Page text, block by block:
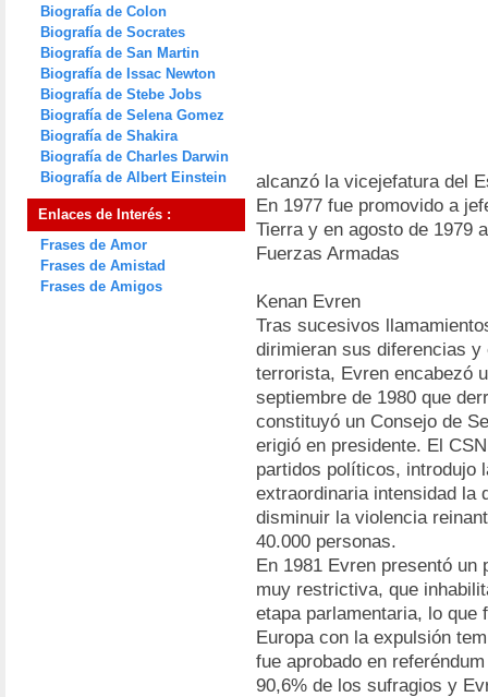
Biografía de Colon
Biografía de Socrates
Biografía de San Martin
Biografía de Issac Newton
Biografía de Stebe Jobs
Biografía de Selena Gomez
Biografía de Shakira
Biografía de Charles Darwin
Biografía de Albert Einstein
Enlaces de Interés :
Frases de Amor
Frases de Amistad
Frases de Amigos
alcanzó la vicejefatura del
En 1977 fue promovido a
Tierra y en agosto de 1979
Fuerzas Armadas
Kenan Evren
Tras sucesivos
dirimieran sus diferencias
terrorista, Evren encabezó
septiembre de 1980 que
constituyó un Consejo de
erigió en presidente. El
partidos políticos, introdujo
extraordinaria intensidad la
disminuir la violencia
40.000 personas.
En 1981 Evren presentó
muy restrictiva, que
etapa parlamentaria, lo que
Europa con la expulsión
fue aprobado en
90,6% de los sufragios y